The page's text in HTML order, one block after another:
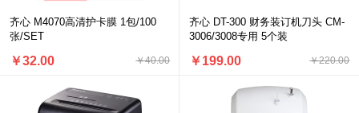
齐心 M4070高清护卡膜 1包/100
张/SET
￥40.00
￥32.00
齐心 DT-300 财务装订机刀头 CM-
3006/3008专用 5个装
￥220.00
￥199.00